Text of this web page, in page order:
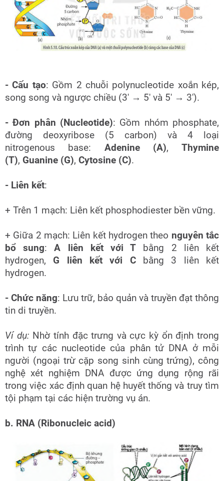
- Cấu tạo: Gồm 2 chuỗi polynucleotide xoắn kép,
song song và ngược chiều (3' → 5' và 5' → 3').
- Đơn phân (Nucleotide): Gồm nhóm phosphate,
đường deoxyribose (5 carbon) và 4 loại
nitrogenous base: Adenine (A), Thymine
(T), Guanine (G), Cytosine (C).
- Liên kết:
+ Trên 1 mạch: Liên kết phosphodiester bền vững.
+ Giữa 2 mạch: Liên kết hydrogen theo nguyên tắc
bổ sung:A liên kết với T bằng 2 liên kết
hydrogen, G liên kết với Cbằng 3 liên kết
hydrogen.
- Chức năng: Lưu trữ, bảo quản và truyền đạt thông
tin di truyền.
Ví dụ: Nhờ tính đặc trưng và cực kỳ ổn định trong
trình tự các nucleotide của phân tử DNA ở mỗi
người (ngoại trừ cặp song sinh cùng trứng), công
nghệ xét nghiệm DNA được ứng dụng rộng rãi
trong việc xác định quan hệ huyết thống và truy tìm
tội phạm tại các hiện trường vụ án.
b. RNA (Ribonucleic acid)